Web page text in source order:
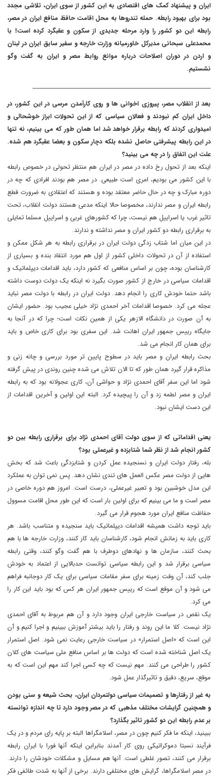
ایران و پیشنهاد کمک های اقتصادی به این کشور از سوی ایران، تلاشی مجدد
بود برای بهبود رابطه. حمله تندروها به محل اقامت حافظ منافع ایران در مصر،
رابطه این دو کشور را وارد مرحله جدیدی از سکون و عقبگرد کرده است! با
محمدعلی سبحانی مدیرکل خاورمیانه وزارت خارجه و سفیر سابق ایران در لبنان
و اردن در دوران اصلاحات درباره موانع روابط مصر و ایران به گفت وگو
نشستیم.
_____________________________________________________________
بعد از انقلاب مصر، پیروزی اخوانی ها و روی کارآمدن مرسی در این کشور، در
داخل ایران کم نبودند و فعالان سیاسی که از این تحولات ابراز خوشحالی و
امیدواری کردند که رابطه برقرار خواهد شد اما همان طور که می بینیم، نه تنها
در این رابطه پیشرفتی حاصل نشده بلکه دچار سکون و بعضا عقبگرد هم شده.
علت این اتفاق را در چه می بینید؟
اینکه بعد از تحول رخ داده در مصر در ایران هم منتظر تحولی در خصوص رابطه
با این کشور می بودیم، امری است طبیعی. در مصر هم بودند افرادی که چه در
دوره مبارک و چه در حال حاضر معتقد بوده و هستند که اعتقادی به ضرورت قطع
رابطه ایران و مصر ندارند، مخصوصا حالا اینکه مدعی هستند دولت انقلاب، تحت
تاثیر غرب یا اسراییل هم نیست، چرا که کشورهای غربی و اسراییل مسلما تمایلی
به برقراری رابطه دو کشور ایران و مصر نداشته و ندارند.
در این میان اما شتاب زدگی دولت ایران در برقراری رابطه به هر شکل ممکن و
استفاده از آن در تحولات داخلی کشور از اول هم مورد انتقاد بنده و بسیاری از
کارشناسان بوده، چون بر اساس منافعی که کشور دارد، باید اقدامات دیپلماتیک و
اقدامات سیاسی در خارج از کشور صورت بگیرد نه اینکه یک دولت دوست داشته
باشد حتما خودش کاری را انجام دهد. دولت ایران در رابطه با دولت مصر نباید
عجله می کرد. خصوصا اقدامات آخر احمدی نژاد خیلی عجیب بود. حضور ایشان
به آن صورت در دانشگاه الازهر یکی از همین نکات است؛ چرا که در آنجا به
جایگاه رییس جمهور ایران اهانت شد. این سفری بود برای کاری خاص و باید
برای همان کار انجام می شد.
بحث رابطه ایران و مصر باید در سطوح پایین تر مورد بررسی و چانه زنی و
مذاکره قرار گیرد همان طور که تا الان تلاش می شده چنین روندی در پیش گرفته
شود اما این سفر آقای احمدی نژاد و حواشی آن، کاری عجولانه بود که به رابطه
ایران و مصر لطمه زد و آن را پیچیده کرد. البته این اولین و آخرین اقدامات از
این دست ایشان نبود.
یعنی اقداماتی که از سوی دولت آقای احمدی نژاد برای برقراری رابطه بین دو
کشور انجام شد از نظر شما شتابزده و غیرعملی بود؟
بله، رفتار دولت ایران و نسنجیده عمل کردن و شتابزدگی باعث شد که بخش
هایی از دولت مصر عکس العمل های تندی نشان دهد. پس نمی توان به عملکرد
این مدل خوشبین بود و تعبیر غیرعملی، درست است. امروز هم دوره خاصی در
مصر است و ما می بینیم که برای اولین بار است که این طور محل اقامت مسوول
حفاظت منافع ایران مورد هجوم قرار می گیرد.
باید توجه داشت همیشه اقدامات دیپلماتیک باید سنجیده و متناسب باشد. هر
کاری باید به زمانش انجام شود، کارشناسان باید کار کنند، وزارت خارجه ها با هم
بحث کنند، سازمان ها و نهادهای دوطرف با هم گفت وگو کنند، وقتی رابطه
سیاسی برقرار شد و این رابطه سیاسی توانست حدبالایی از اعتماد به خودش
جلب کند، آن وقت زمینه برای سفر مقامات سیاسی برای یک کار دوجانبه فراهم
می شود و آن موقع است که رییس جمهور ایران هر کس که بود باید این کار را
می کرد.
یک نقص در سیاست خارجی ایران وجود دارد و آن هم مربوط به آقای احمدی
نژاد نیست. کلا ما این روند و رفتار را باید بیشتر آموزش ببینیم و اجرا کنیم و آن
این است که «اصل استمرار» در سیاست خارجی رعایت نمی شود. اصل استمرار
یک اصل شناخته شده است که دولت ها بر اساس منافع ملی سیاست های کلان
کشور را طراحی می کنند. مهم نیست که چه کسی اجرا کند مهم این است که به
موقع، سریع، دقیق و تاثیرگذار عمل شود.
به غیر از رفتارها و تصمیمات سیاسی دولتمردان ایران، بحث شیعه و سنی بودن
و همچنین گرایشات مختلف مذهبی که در مصر وجود دارد تا چه اندازه توانسته
بر عدم رابطه این دو کشور تاثیر بگذارد؟
ببینید، اینکه ما فکر کنیم چون در مصر، اسلامگراها البته بر پایه رای مردم و در یک
فرآیند نسبتا دموکراتیکی روی کار آمدند بنابراین اینکه آنها فورا با ایران رابطه
برقرار می کنند، تصور غلطی است. آنها هم مسایل و مشکلات خودشان را دارند.
در مصر اسلامگراها، گرایش های مختلفی دارند. برخی از آنها به شدت طائفی فکر